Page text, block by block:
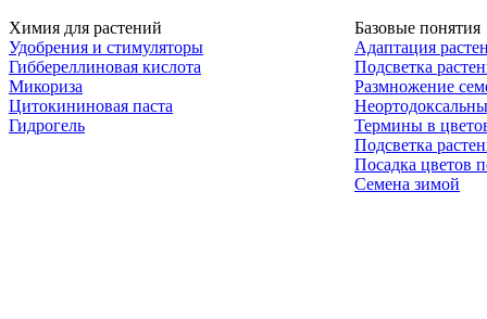
Химия для растений
Удобрения и стимуляторы
Гиббереллиновая кислота
Микориза
Цитокининовая паста
Гидрогель
Базовые понятия
Адаптация
Подсветка
Размножение
Термины в
Подсветка
Посадка цветов
Семена зимой